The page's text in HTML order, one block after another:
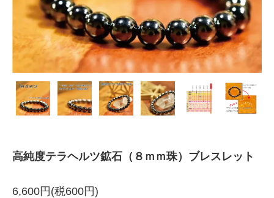
高純度テラヘルツ鉱石（８ｍｍ珠）ブレスレット
6,600円(税600円)